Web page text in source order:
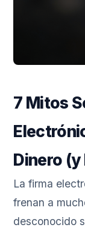
7 Mitos
Dinero
La firma
frenan a
desconocido